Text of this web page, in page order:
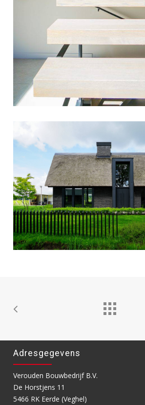
Adresgegevens
Verouden Bouwbedrijf B.V.
De Horstjens 11
5466 RK Eerde (Veghel)